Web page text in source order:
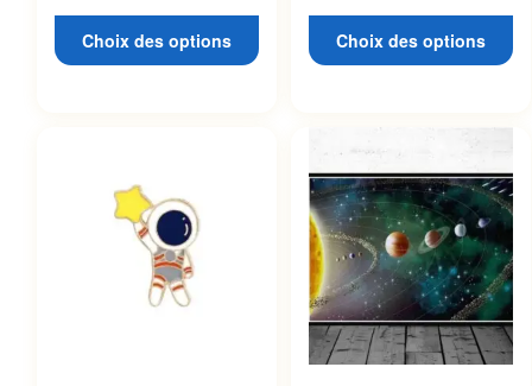
Choix des options
19.99 €
Choix des options